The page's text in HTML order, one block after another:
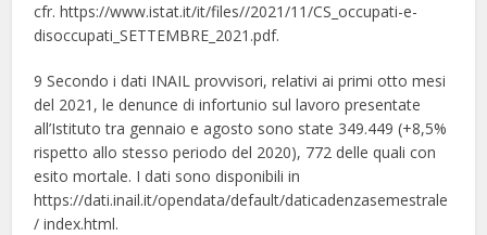
cfr. https://www.istat.it/it/files//2021/11/CS_occupati-e-
disoccupati_SETTEMBRE_2021.pdf.
9 Secondo i dati INAIL provvisori, relativi ai primi otto mesi
del 2021, le denunce di infortunio sul lavoro presentate
all’Istituto tra gennaio e agosto sono state 349.449 (+8,5%
rispetto allo stesso periodo del 2020), 772 delle quali con
esito mortale. I dati sono disponibili in
https://dati.inail.it/opendata/default/daticadenzasemestrale
/ index.html.